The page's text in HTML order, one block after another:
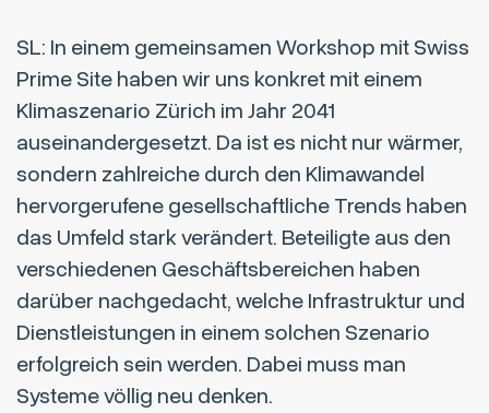
SL: In einem gemeinsamen Workshop mit Swiss
Prime Site haben wir uns konkret mit einem
Klimaszenario Zürich im Jahr 2041
auseinandergesetzt. Da ist es nicht nur wärmer,
sondern zahlreiche durch den Klimawandel
hervorgerufene gesellschaftliche Trends haben
das Umfeld stark verändert. Beteiligte aus den
verschiedenen Geschäftsbereichen haben
darüber nachgedacht, welche Infrastruktur und
Dienstleistungen in einem solchen Szenario
erfolgreich sein werden. Dabei muss man
Systeme völlig neu denken.